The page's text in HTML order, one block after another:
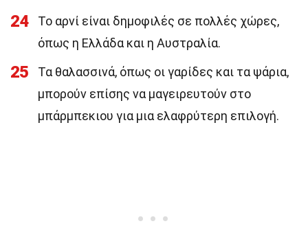
24
Το αρνί είναι δημοφιλές σε πολλές χώρες,
όπως η Ελλάδα και η Αυστραλία.
25
Τα θαλασσινά, όπως οι γαρίδες και τα ψάρια,
μπορούν επίσης να μαγειρευτούν στο
μπάρμπεκιου για μια ελαφρύτερη επιλογή.